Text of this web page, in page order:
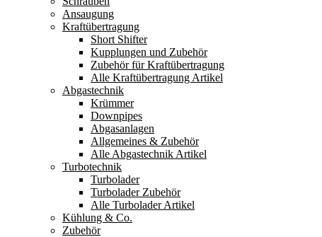
Ansaugung
Kraftübertragung
Short Shifter
Kupplungen und Zubehör
Zubehör für Kraftübertragung
Alle Kraftübertragung Artikel
Abgastechnik
Krümmer
Downpipes
Abgasanlagen
Allgemeines & Zubehör
Alle Abgastechnik Artikel
Turbotechnik
Turbolader
Turbolader Zubehör
Alle Turbolader Artikel
Kühlung & Co.
Zubehör